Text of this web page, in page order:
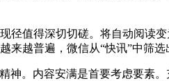
值得深切切磋。将自动阅读变
来越普遍，微信从“快讯”中筛
。内容安满是首要考虑要素。